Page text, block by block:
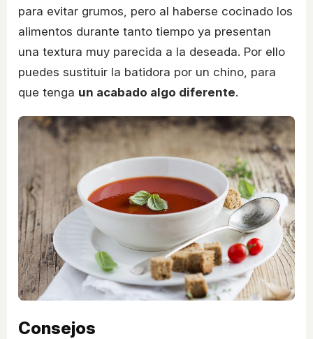
para evitar grumos, pero al haberse cocinado los
alimentos durante tanto tiempo ya presentan
una textura muy parecida a la deseada. Por ello
puedes sustituir la batidora por un chino, para
que tenga un acabado algo diferente.
Consejos